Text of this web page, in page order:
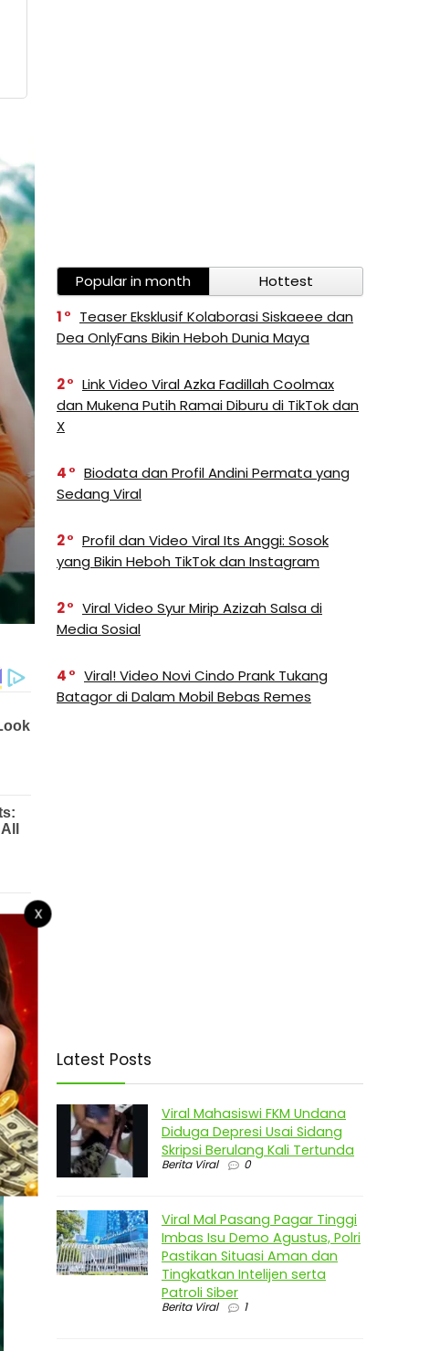
Popular in month
Hottest
1
Teaser Eksklusif Kolaborasi Siskaeee dan
Dea OnlyFans Bikin Heboh Dunia Maya
2
Link Video Viral Azka Fadillah Coolmax
dan Mukena Putih Ramai Diburu di TikTok dan
X
4
Biodata dan Profil Andini Permata yang
Sedang Viral
2
Profil dan Video Viral Its Anggi: Sosok
yang Bikin Heboh TikTok dan Instagram
2
Viral Video Syur Mirip Azizah Salsa di
Media Sosial
4
Viral! Video Novi Cindo Prank Tukang
Batagor di Dalam Mobil Bebas Remes
Latest Posts
Viral Mahasiswi FKM Undana
Diduga Depresi Usai Sidang
Skripsi Berulang Kali Tertunda
Berita Viral 0
Viral Mal Pasang Pagar Tinggi
Imbas Isu Demo Agustus, Polri
Pastikan Situasi Aman dan
Tingkatkan Intelijen serta
Patroli Siber
Berita Viral 1
X